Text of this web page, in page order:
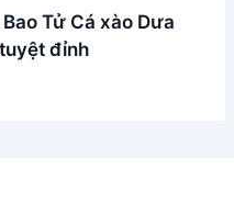
Tử Cá xào Dưa
đỉnh